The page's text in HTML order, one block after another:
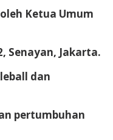
Ketua Umum
Senayan, Jakarta.
dan
pertumbuhan